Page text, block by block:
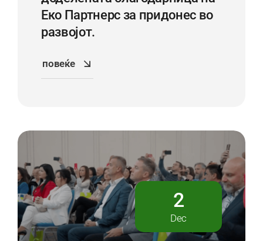
Еко Партнерс за придонес во
развојот.
повеќе
2
Dec